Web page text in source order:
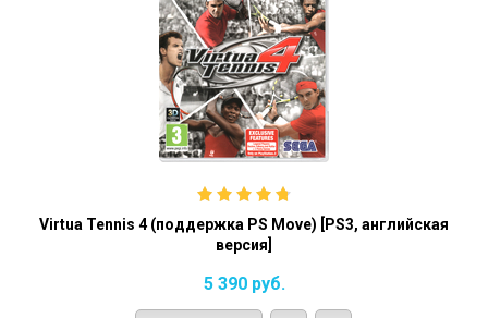
Virtua Tennis 4 (поддержка PS Move) [PS3, английская
версия]
5 390 руб.